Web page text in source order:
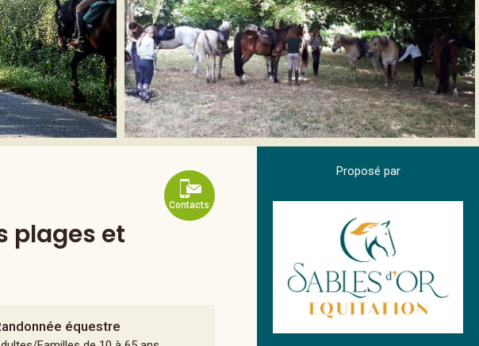
Contacts
plages et
équestre
Proposé par